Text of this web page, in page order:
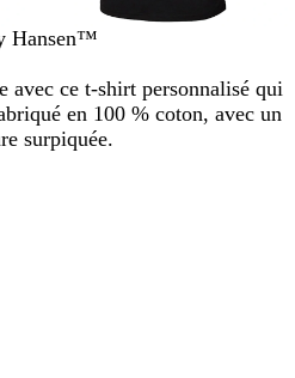
touches
faire
défiler
Hansen™
avec ce t-shirt personnalisé qui
en 100 % coton, avec un
surpiquée.